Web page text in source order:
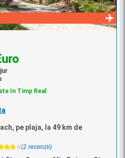
In Timp Real
pe plaja, la 49 km de
(2 recenzii)